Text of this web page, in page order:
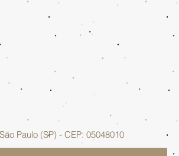
Paulo (SP) - CEP: 05048010